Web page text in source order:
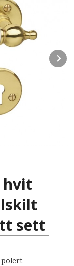
hvit
sett
polert